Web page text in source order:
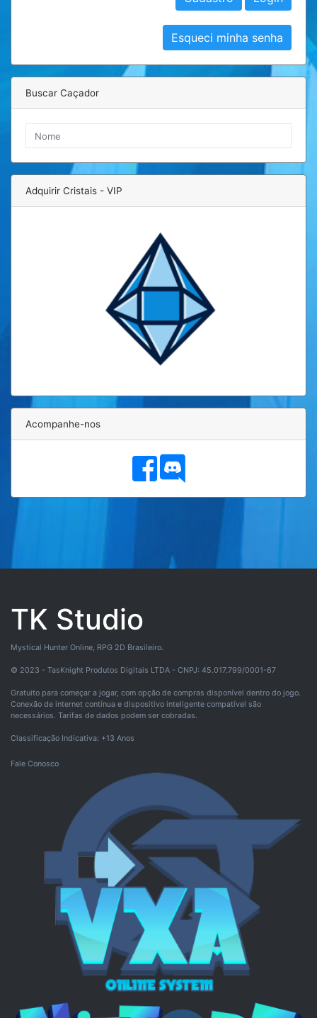
Buscar Caçador
Adquirir Cristais - VIP
Acompanhe-nos
TK Studio
Mystical Hunter Online, RPG 2D Brasileiro.
© 2023 - TasKnight Produtos Digitais LTDA - CNPJ: 45.017.799/0001-67
Gratuito para começar a jogar, com opção de compras disponível dentro do jogo.
Conexão de internet contínua e dispositivo inteligente compatível são
necessários. Tarifas de dados podem ser cobradas.
Classificação Indicativa: +13 Anos
Fale Conosco